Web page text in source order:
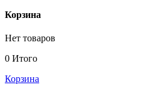
Корзина
Нет товаров
0 Итого
Корзина